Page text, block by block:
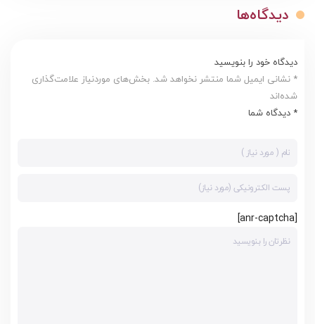
دیدگاه‌ها
دیدگاه خود را بنویسید
* نشانی ایمیل شما منتشر نخواهد شد. بخش‌های موردنیاز علامت‌گذاری
شده‌اند
* دیدگاه شما
[anr-captcha]